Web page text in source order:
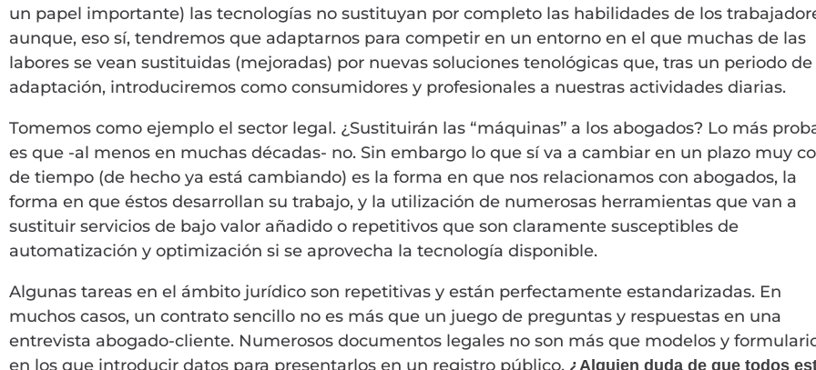
un papel importante) las tecnologías no sustituyan por completo las habilidades de los
aunque, eso sí, tendremos que adaptarnos para competir en un entorno en el que muchas de las
labores se vean sustituidas (mejoradas) por nuevas soluciones tenológicas que, tras un periodo de
adaptación, introduciremos como consumidores y profesionales a nuestras actividades diarias.
Tomemos como ejemplo el sector legal. ¿Sustituirán las “máquinas” a los abogados? Lo más
es que -al menos en muchas décadas- no. Sin embargo lo que sí va a cambiar en un plazo muy
de tiempo (de hecho ya está cambiando) es la forma en que nos relacionamos con abogados, la
forma en que éstos desarrollan su trabajo, y la utilización de numerosas herramientas que van a
sustituir servicios de bajo valor añadido o repetitivos que son claramente susceptibles de
automatización y optimización si se aprovecha la tecnología disponible.
Algunas tareas en el ámbito jurídico son repetitivas y están perfectamente estandarizadas. En
muchos casos, un contrato sencillo no es más que un juego de preguntas y respuestas en una
entrevista abogado-cliente. Numerosos documentos legales no son más que modelos y
en los que introducir datos para presentarlos en un registro público. ¿Alguien duda de que todos